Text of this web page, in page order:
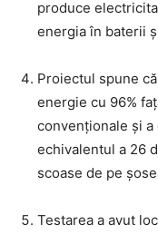
produce
energia în baterii
Proiectul spune
energie cu 96%
convenționale și a
echivalentul a 26
scoase de pe
Testarea a avut